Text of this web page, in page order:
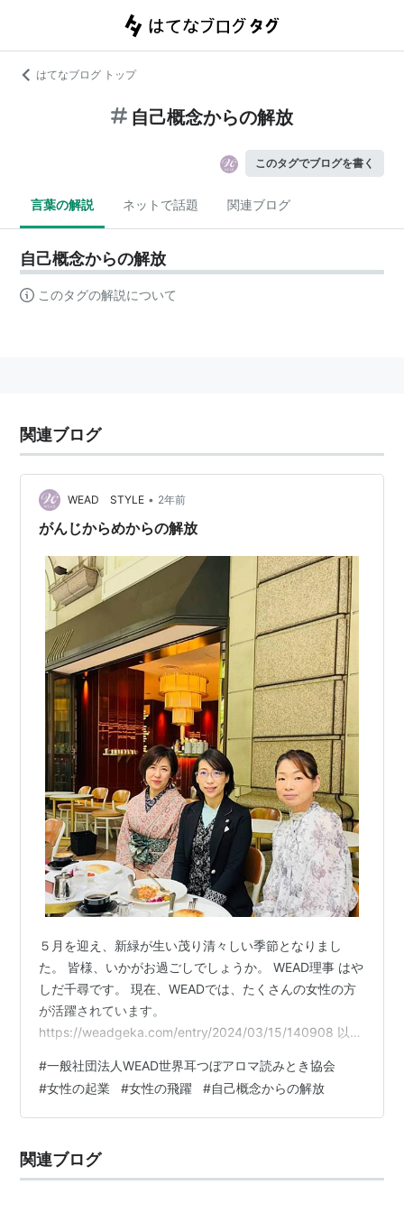
はてなブログ トップ
自己概念からの解放
このタグでブログを書く
言葉の解説 ネットで話題 関連ブログ
自己概念からの解放
このタグの解説について
関連ブログ
WEAD STYLE • 2年前
がんじからめからの解放
５月を迎え、新緑が生い茂り清々しい季節となりまし
た。 皆様、いかがお過ごしでしょうか。 WEAD理事 はや
しだ千尋です。 現在、WEADでは、たくさんの女性の方
が活躍されています。
https://weadgeka.com/entry/2024/03/15/140908 以前
女性がどんどん社会で活躍していく時代がくると言われ
ております。 国の働き方改革では 老若男女 健康不健康
子育て介護 色んな立場の方であろうと働いて下さいとい
活躍していくの？ と思われている方も少なくないと思い
ます。…
#一般社団法人WEAD世界耳つぼアロマ読みとき協会
#女性の起業 #女性の飛躍 #自己概念からの解放
関連ブログ